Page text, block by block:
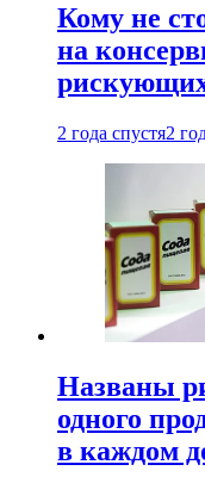
Кому не
на
2 года спустя2
Названы
одного
в каждом